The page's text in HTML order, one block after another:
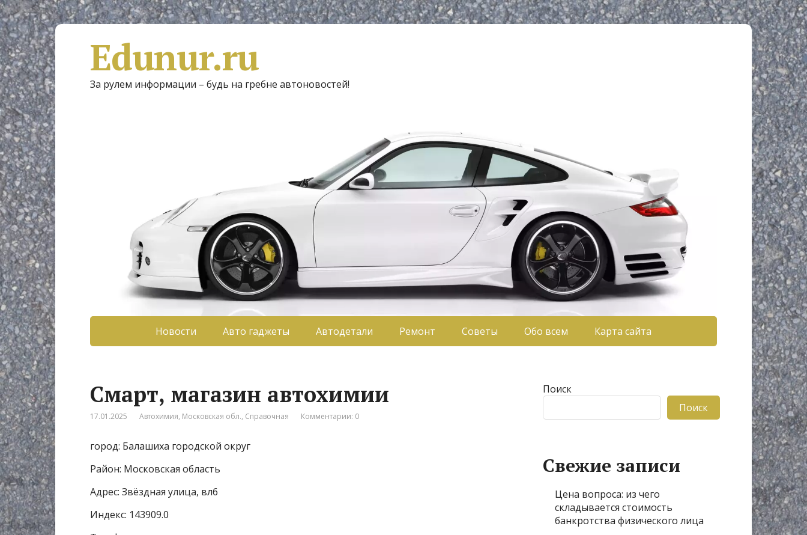
Edunur.ru
За рулем информации – будь на гребне автоновостей!
Новости Авто гаджеты Автодетали Ремонт Советы Обо всем Карта сайта
Смарт, магазин автохимии
17.01.2025 Автохимия, Московская обл., Справочная Комментарии: 0
город: Балашиха городской округ
Район: Московская область
Адрес: Звёздная улица, вл6
Индекс: 143909.0
Поиск
Поиск
Свежие записи
Цена вопроса: из чего
складывается стоимость
банкротства физического лица